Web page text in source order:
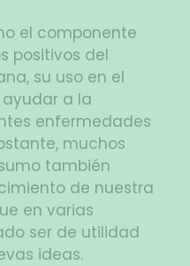
el componente
positivos del
su uso en el
a la
enfermedades
muchos
también
de nuestra
en varias
ser de utilidad
ideas.